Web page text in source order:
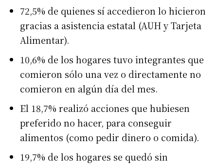
72,5% de quienes sí accedieron lo hicieron
gracias a asistencia estatal (AUH y Tarjeta
Alimentar).
10,6% de los hogares tuvo integrantes que
comieron sólo una vez o directamente no
comieron en algún día del mes.
El 18,7% realizó acciones que hubiesen
preferido no hacer, para conseguir
alimentos (como pedir dinero o comida).
19,7% de los hogares se quedó sin